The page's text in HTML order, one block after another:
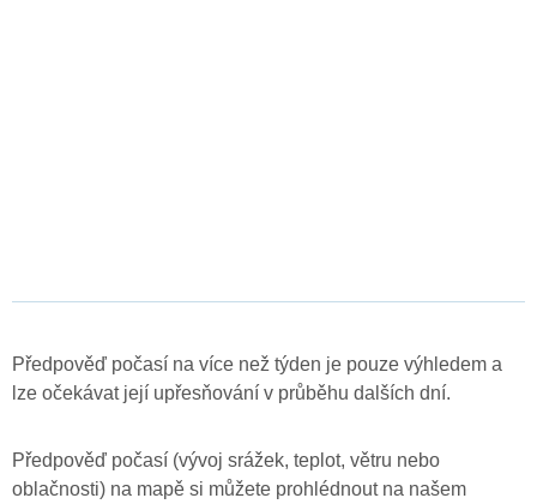
Předpověď počasí na více než týden je pouze výhledem a
lze očekávat její upřesňování v průběhu dalších dní.
Předpověď počasí (vývoj srážek, teplot, větru nebo
oblačnosti) na mapě si můžete prohlédnout na našem